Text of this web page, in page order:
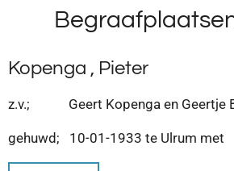
naar
de
hoofdinhoud
Kopenga , Pieter
z.v.; Geert Kopenga en Geertje
gehuwd; 10-01-1933 te Ulrum met